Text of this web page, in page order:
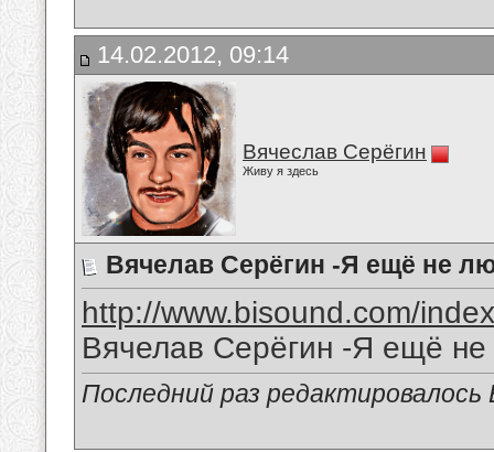
14.02.2012, 09:14
Вячеслав Серёгин
Живу я здесь
Вячелав Серёгин -Я ещё не
http://www.bisound.com/
Вячелав Серёгин -Я ещё не
Последний раз